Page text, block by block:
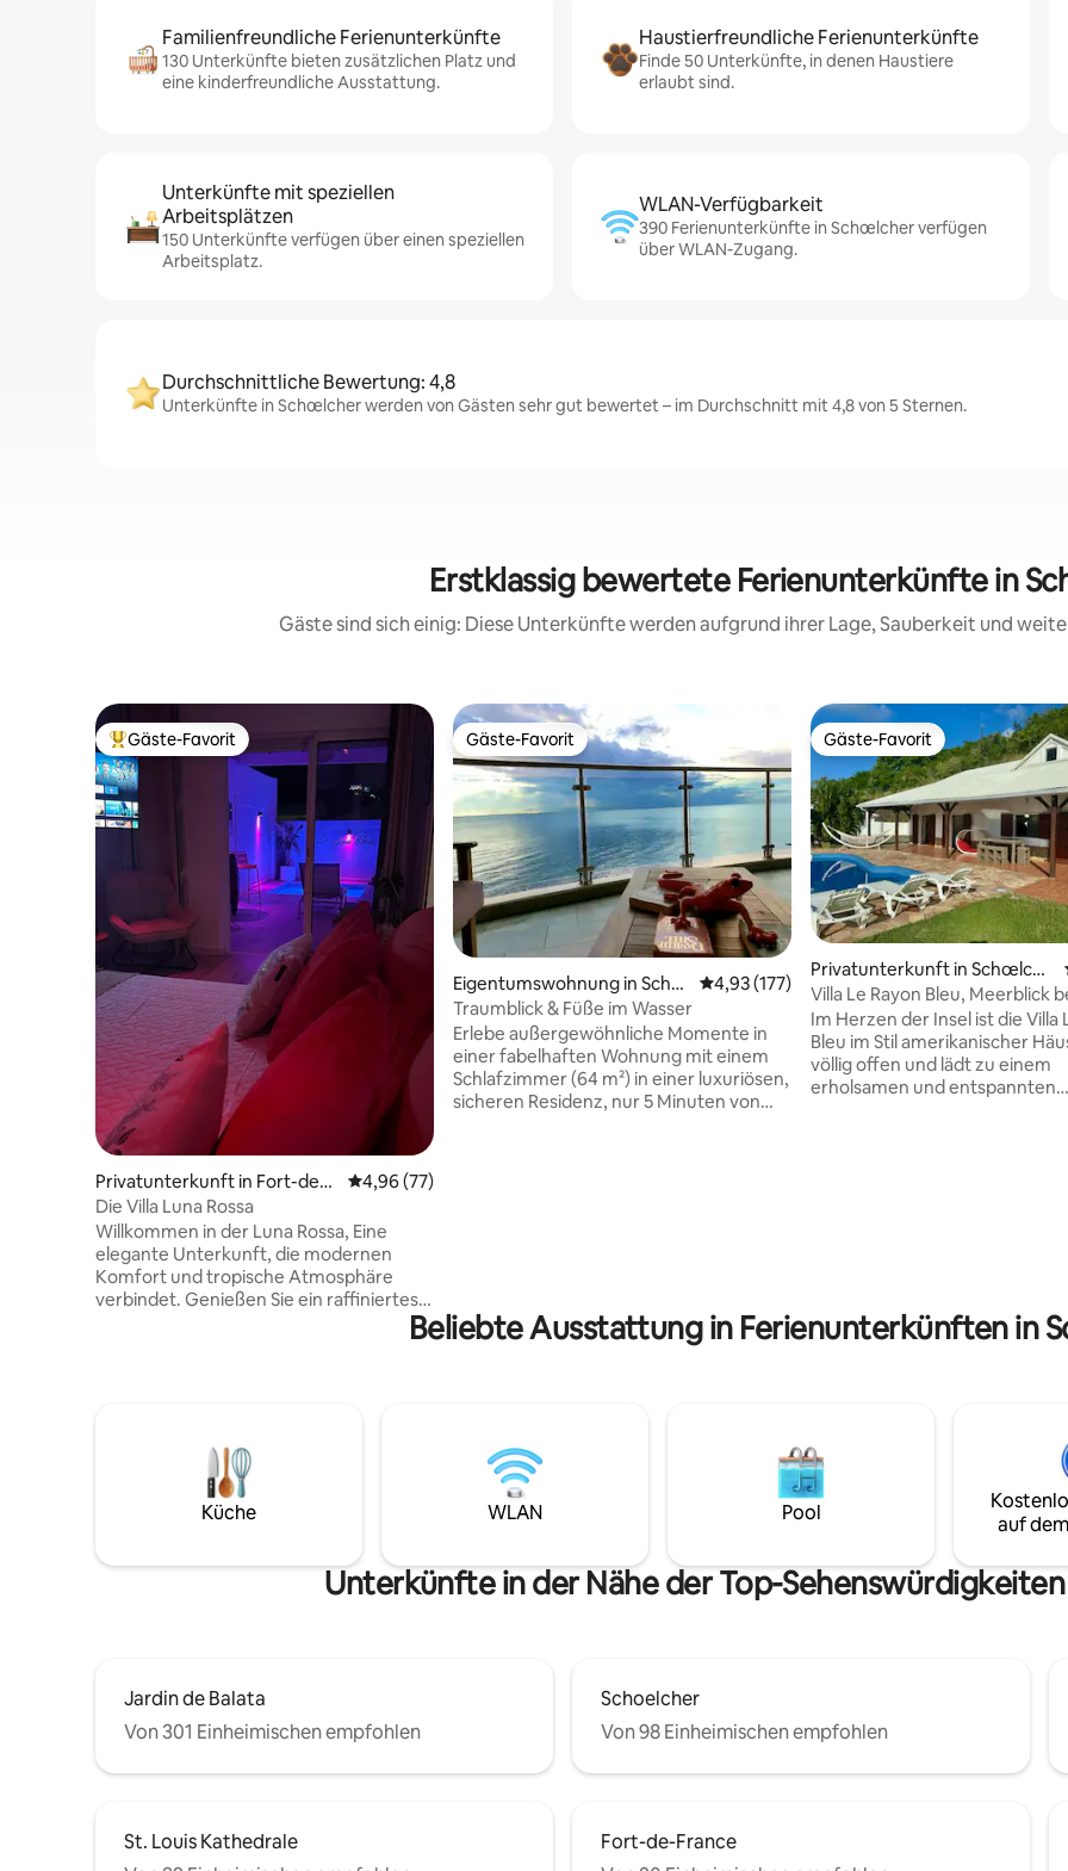
Familienfreundliche Ferienunterkünfte
130 Unterkünfte bieten zusätzlichen Platz und
eine kinderfreundliche Ausstattung.
Haustierfreundliche Ferienunterkünfte
Finde 50 Unterkünfte, in denen Haustiere
erlaubt sind.
Unterkünfte mit speziellen
Arbeitsplätzen
150 Unterkünfte verfügen über einen speziellen
Arbeitsplatz.
WLAN-Verfügbarkeit
390 Ferienunterkünfte in Schœlcher verfügen
über WLAN-Zugang.
Durchschnittliche Bewertung: 4,8
Unterkünfte in Schœlcher werden von Gästen sehr gut bewertet – im Durchschnitt mit 4,8 von 5 Sternen.
Erstklassig bewertete Ferienunterkünfte in
Gäste sind sich einig: Diese Unterkünfte werden aufgrund ihrer Lage, Sauberkeit und
Beliebter Gäste-Favorit.
Gäste-Favorit
Privatunterkunft in Fort-de-F
rance
Durchschnittliche Bewertung: 4,96 von 5, 77 Bewertungen
4,96 (77)
Die Villa Luna Rossa
Willkommen in der Luna Rossa, Eine
elegante Unterkunft, die modernen
Komfort und tropische Atmosphäre
verbindet. Genießen Sie ein raffiniertes
Geschäftsaufenthalt oder einen
Moment der Ruhe unter der Sonne der
Antillen. Diese Unterkunft liegt in der
Nähe aller Annehmlichkeiten und
Restaurants, Nachtclubs... leicht zu
Gäste-Favorit
Gäste-Favorit
Eigentumswohnung in Schœ
lcher
Durchschnittliche Bewertung: 4,93 von 5,
4,93 (177)
Traumblick & Füße im Wasser
Erlebe außergewöhnliche Momente in
einer fabelhaften Wohnung mit einem
Schlafzimmer (64 m²) in einer luxuriösen,
sicheren Residenz, nur 5 Minuten von
Klimaanlage, eine voll ausgestattete
Küche, Masken/Schnorchel verfügbar
Gäste-Favorit
Gäste-Favorit
Privatunterkunft in Schœlche
r
Villa Le Rayon Bleu, Meerblick
Aufwachen!
Im Herzen der Insel ist die Villa
Bleu im Stil amerikanischer
völlig offen und lädt zu einem
erholsamen und entspannten
erkunden. Lassen Sie sich von
des Blauen verführen!
Beliebte Ausstattung in Ferienunterkünften in
Küche WLAN Pool
auf
Unterkünfte in der Nähe der Top-
Jardin de Balata
Von 301 Einheimischen empfohlen
Schoelcher
Von 98 Einheimischen empfohlen
St. Louis Kathedrale
Fort-de-France